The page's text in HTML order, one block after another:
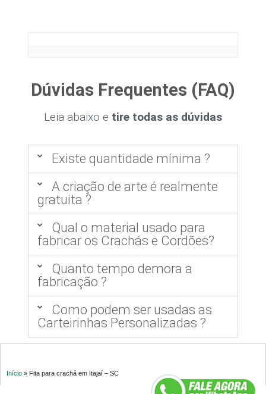
Dúvidas Frequentes (FAQ)
Leia abaixo e tire todas as dúvidas
Existe quantidade mínima ?
A criação de arte é realmente
gratuita ?
Qual o material usado para
fabricar os Crachás e Cordões?
Quanto tempo demora a
fabricação ?
Como podem ser usadas as
Carteirinhas Personalizadas ?
Início » Fita para crachá em Itajaí – SC